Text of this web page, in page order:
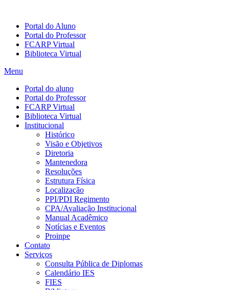
Portal do Aluno
Portal do Professor
FCARP Virtual
Biblioteca Virtual
Menu
Portal do aluno
Portal do Professor
FCARP Virtual
Biblioteca Virtual
Institucional
Histórico
Visão e Objetivos
Diretoria
Mantenedora
Resoluções
Estrutura Física
Localização
PPI/PDI Regimento
CPA/Avaliação Institucional
Manual Acadêmico
Notícias e Eventos
Proinpe
Contato
Serviços
Consulta Pública de Diplomas
Calendário IES
FIES